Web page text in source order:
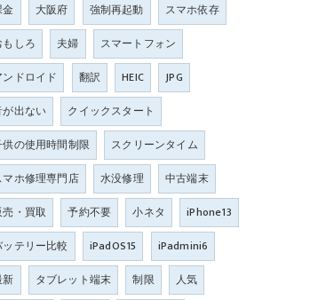
大阪府 強制再起動
スマホ依存
もしろ
夫婦
スマートフォン
ンドロイド
翻訳 HEIC
JPG
が出ない
クイックスタート
供の使用時間制限
スクリーンタイム
マホ修理専門店
水没修理
中古端末
売・買取
予約不要 小ネタ
iPhone13
ッテリー比較
iPadOS15
iPadmini6
タブレット端末 制限
人気